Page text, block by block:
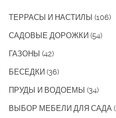
ТЕРРАСЫ И НАСТИЛЫ (106)
САДОВЫЕ ДОРОЖКИ (54)
ГАЗОНЫ (42)
БЕСЕДКИ (36)
ПРУДЫ И ВОДОЕМЫ (34)
ВЫБОР МЕБЕЛИ ДЛЯ САДА